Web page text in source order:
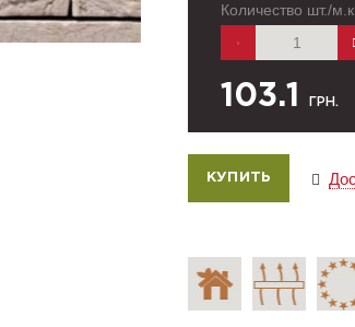
Количество шт./
103.1 ГРН.